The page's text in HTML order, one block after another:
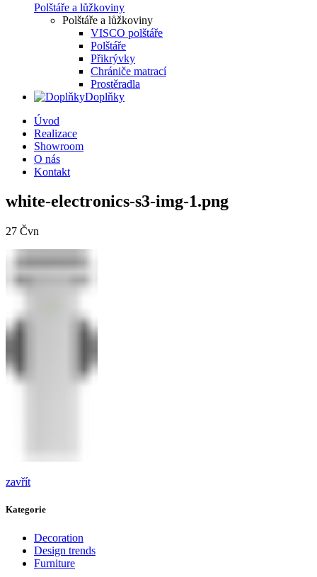
Polštáře a lůžkoviny
Polštáře a lůžkoviny
VISCO polštáře
Polštáře
Přikrývky
Chrániče matrací
Prostěradla
Doplňky
Úvod
Realizace
Showroom
O nás
Kontakt
white-electronics-s3-img-1.png
27 Čvn
zavřít
Kategorie
Decoration
Design trends
Furniture